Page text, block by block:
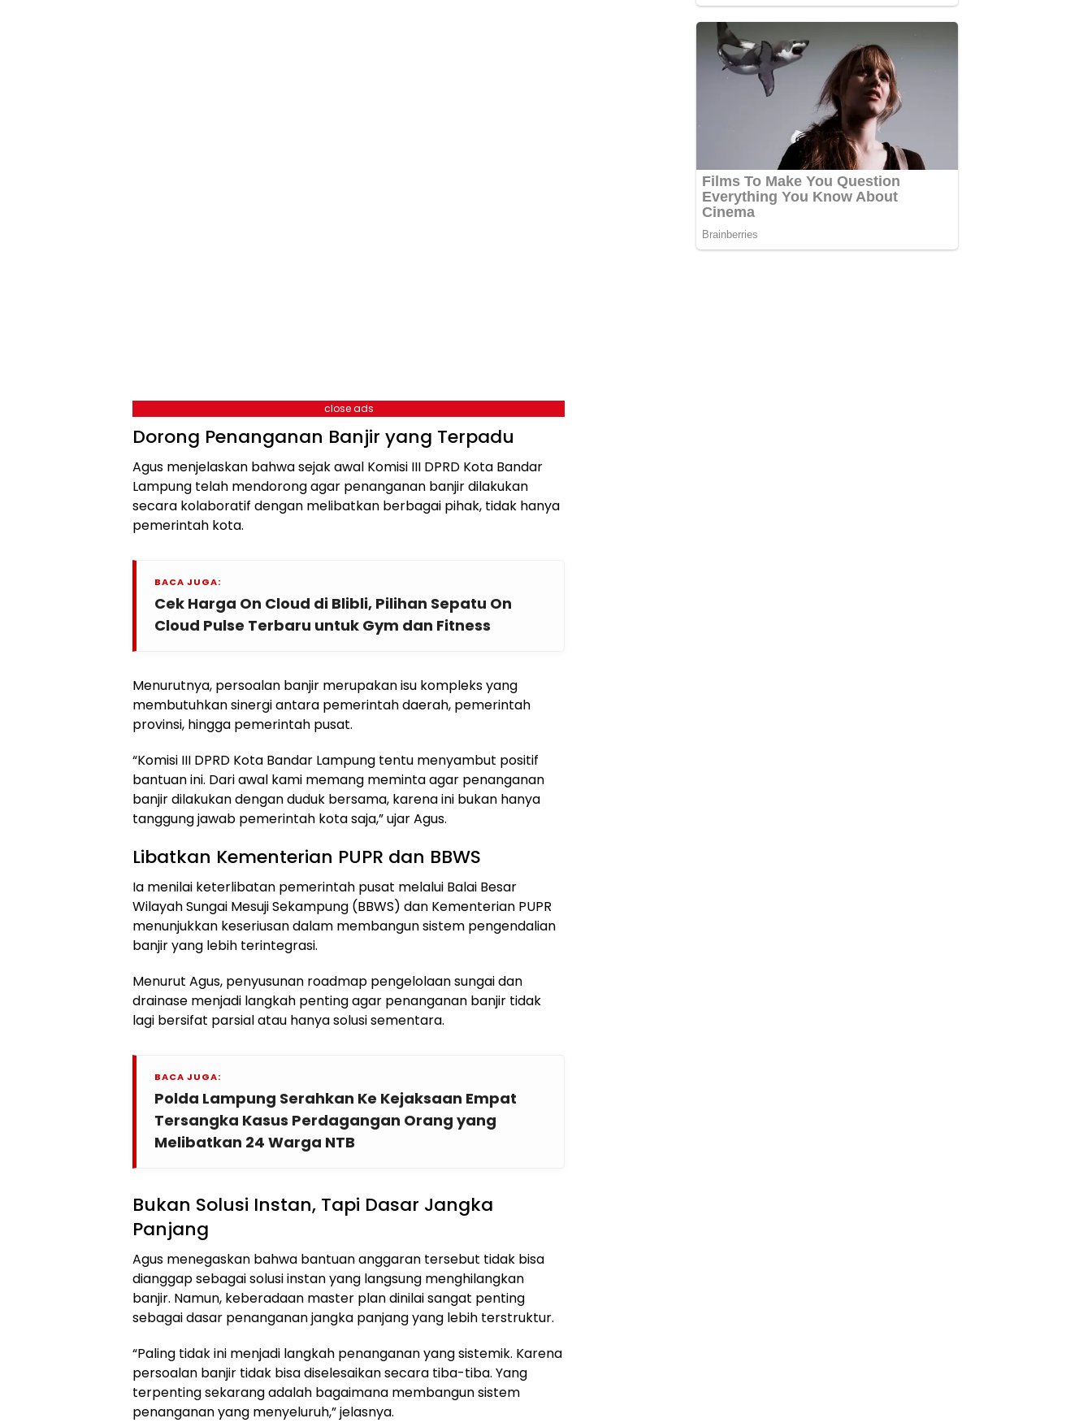
close ads
Dorong Penanganan Banjir yang Terpadu
Agus menjelaskan bahwa sejak awal Komisi III DPRD Kota Bandar
Lampung telah mendorong agar penanganan banjir dilakukan
secara kolaboratif dengan melibatkan berbagai pihak, tidak hanya
pemerintah kota.
BACA JUGA:
Cek Harga On Cloud di Blibli, Pilihan Sepatu On
Cloud Pulse Terbaru untuk Gym dan Fitness
Menurutnya, persoalan banjir merupakan isu kompleks yang
membutuhkan sinergi antara pemerintah daerah, pemerintah
provinsi, hingga pemerintah pusat.
“Komisi III DPRD Kota Bandar Lampung tentu menyambut positif
bantuan ini. Dari awal kami memang meminta agar penanganan
banjir dilakukan dengan duduk bersama, karena ini bukan hanya
tanggung jawab pemerintah kota saja,” ujar Agus.
Libatkan Kementerian PUPR dan BBWS
Ia menilai keterlibatan pemerintah pusat melalui Balai Besar
Wilayah Sungai Mesuji Sekampung (BBWS) dan Kementerian PUPR
menunjukkan keseriusan dalam membangun sistem pengendalian
banjir yang lebih terintegrasi.
Menurut Agus, penyusunan roadmap pengelolaan sungai dan
drainase menjadi langkah penting agar penanganan banjir tidak
lagi bersifat parsial atau hanya solusi sementara.
BACA JUGA:
Polda Lampung Serahkan Ke Kejaksaan Empat
Tersangka Kasus Perdagangan Orang yang
Melibatkan 24 Warga NTB
Bukan Solusi Instan, Tapi Dasar Jangka
Panjang
Agus menegaskan bahwa bantuan anggaran tersebut tidak bisa
dianggap sebagai solusi instan yang langsung menghilangkan
banjir. Namun, keberadaan master plan dinilai sangat penting
sebagai dasar penanganan jangka panjang yang lebih terstruktur.
“Paling tidak ini menjadi langkah penanganan yang sistemik. Karena
persoalan banjir tidak bisa diselesaikan secara tiba-tiba. Yang
terpenting sekarang adalah bagaimana membangun sistem
penanganan yang menyeluruh,” jelasnya.